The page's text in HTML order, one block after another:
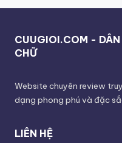
CUUGIOI.COM - DÂN
CHỮ
Website chuyên review
dạng phong phú và đặc
LIÊN HỆ